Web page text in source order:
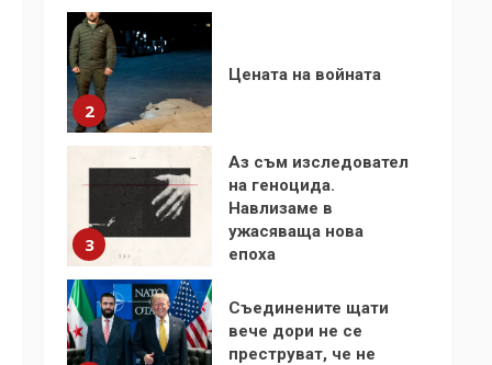
2
Цената на войната
3
Аз съм изследовател
на геноцида.
Навлизаме в
ужасяваща нова
епоха
Съединените щати
вече дори не се
преструват, че не